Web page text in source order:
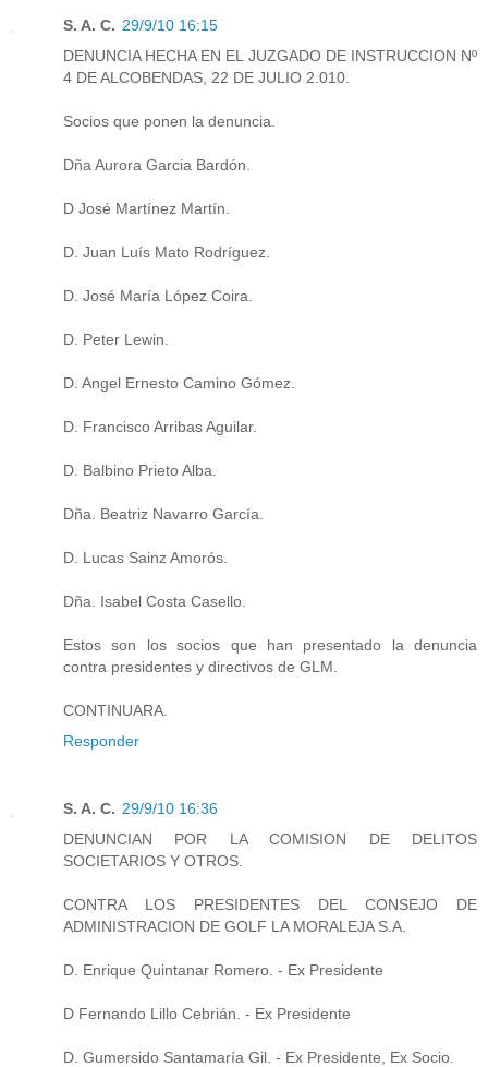
S. A. C. 29/9/10 16:15
DENUNCIA HECHA EN EL JUZGADO DE INSTRUCCION Nº
4 DE ALCOBENDAS, 22 DE JULIO 2.010.
Socios que ponen la denuncia.
Dña Aurora Garcia Bardón.
D José Martínez Martín.
D. Juan Luís Mato Rodríguez.
D. José María López Coira.
D. Peter Lewin.
D. Angel Ernesto Camino Gómez.
D. Francisco Arribas Aguilar.
D. Balbino Prieto Alba.
Dña. Beatriz Navarro García.
D. Lucas Sainz Amorós.
Dña. Isabel Costa Casello.
Estos son los socios que han presentado la denuncia
contra presidentes y directivos de GLM.
CONTINUARA.
Responder
S. A. C. 29/9/10 16:36
DENUNCIAN POR LA COMISION DE DELITOS
SOCIETARIOS Y OTROS.
CONTRA LOS PRESIDENTES DEL CONSEJO DE
ADMINISTRACION DE GOLF LA MORALEJA S.A.
D. Enrique Quintanar Romero. - Ex Presidente
D Fernando Lillo Cebrián. - Ex Presidente
D. Gumersido Santamaría Gil. - Ex Presidente, Ex Socio.